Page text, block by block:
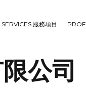
SERVICES 服務項目
公司